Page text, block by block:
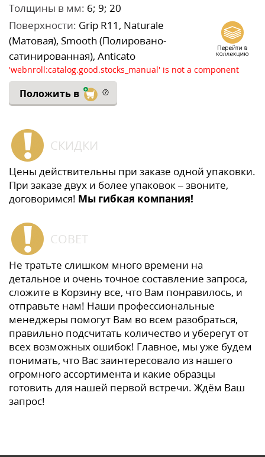
Толщины в мм: 6; 9; 20
Поверхности: Grip R11, Naturale
(Матовая), Smooth (Полировано-
сатинированная), Anticato
'webnroll:catalog.good.stocks_manual' is not a component
Положить в
СКИДКИ
Цены действительны при заказе одной упаковки.
При заказе двух и более упаковок – звоните,
договоримся! Мы гибкая компания!
СОВЕТ
Не тратьте слишком много времени на
детальное и очень точное составление запроса,
сложите в Корзину все, что Вам понравилось, и
отправьте нам! Наши профессиональные
менеджеры помогут Вам во всем разобраться,
правильно подсчитать количество и уберегут от
всех возможных ошибок! Главное, мы уже будем
понимать, что Вас заинтересовало из нашего
огромного ассортимента и какие образцы
готовить для нашей первой встречи. Ждём Ваш
запрос!